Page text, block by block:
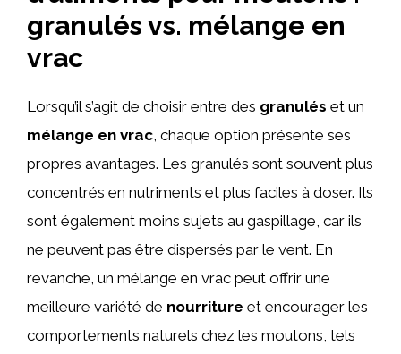
granulés vs. mélange en
vrac
Lorsqu’il s’agit de choisir entre des granulés et un
mélange en vrac, chaque option présente ses
propres avantages. Les granulés sont souvent plus
concentrés en nutriments et plus faciles à doser. Ils
sont également moins sujets au gaspillage, car ils
ne peuvent pas être dispersés par le vent. En
revanche, un mélange en vrac peut offrir une
meilleure variété de nourriture et encourager les
comportements naturels chez les moutons, tels